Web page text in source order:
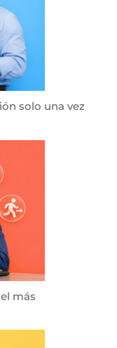
solo una vez
más